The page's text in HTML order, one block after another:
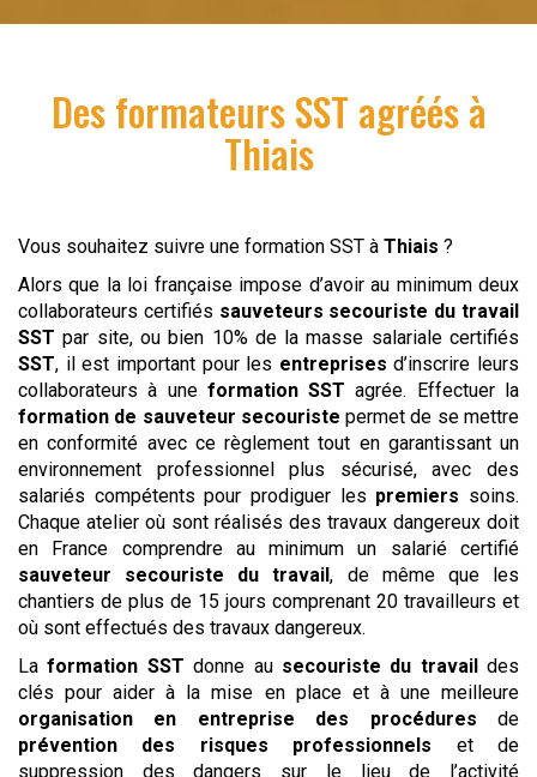
Des formateurs SST agréés à
Thiais
Vous souhaitez suivre une formation SST à Thiais ?
Alors que la loi française impose d’avoir au minimum deux
collaborateurs certifiés sauveteurs secouriste du travail
SST par site, ou bien 10% de la masse salariale certifiés
SST, il est important pour les entreprises d’inscrire leurs
collaborateurs à une formation SST agrée. Effectuer la
formation de sauveteur secouriste permet de se mettre
en conformité avec ce règlement tout en garantissant un
environnement professionnel plus sécurisé, avec des
salariés compétents pour prodiguer les premiers soins.
Chaque atelier où sont réalisés des travaux dangereux doit
en France comprendre au minimum un salarié certifié
sauveteur
secouriste du travail, de même que les
chantiers de plus de 15 jours comprenant 20 travailleurs et
où sont effectués des travaux dangereux.
Laformation SST donne au secouriste du travaildes
clés pour aider à la mise en place et à une meilleure
organisation en entreprise des procédures de
prévention des risques professionnels et de
suppression des dangers sur le lieu de l’activité